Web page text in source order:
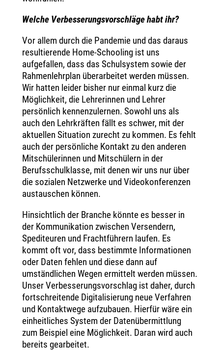
Welche Verbesserungsvorschläge habt ihr?
Vor allem durch die Pandemie und das daraus
resultierende Home-Schooling ist uns
aufgefallen, dass das Schulsystem sowie der
Rahmenlehrplan überarbeitet werden müssen.
Wir hatten leider bisher nur einmal kurz die
Möglichkeit, die Lehrerinnen und Lehrer
persönlich kennenzulernen. Sowohl uns als
auch den Lehrkräften fällt es schwer, mit der
aktuellen Situation zurecht zu kommen. Es fehlt
auch der persönliche Kontakt zu den anderen
Mitschülerinnen und Mitschülern in der
Berufsschulklasse, mit denen wir uns nur über
die sozialen Netzwerke und Videokonferenzen
austauschen können.
Hinsichtlich der Branche könnte es besser in
der Kommunikation zwischen Versendern,
Spediteuren und Frachtführern laufen. Es
kommt oft vor, dass bestimmte Informationen
oder Daten fehlen und diese dann auf
umständlichen Wegen ermittelt werden müssen.
Unser Verbesserungsvorschlag ist daher, durch
fortschreitende Digitalisierung neue Verfahren
und Kontaktwege aufzubauen. Hierfür wäre ein
einheitliches System der Datenübermittlung
zum Beispiel eine Möglichkeit. Daran wird auch
bereits gearbeitet.